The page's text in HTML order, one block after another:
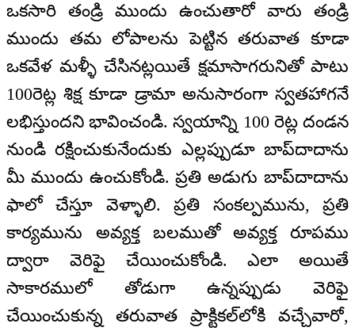
ఒకసారి తండ్రి ముందు ఉంచుతారో వారు తండ్రి
ముందు తమ లోపాలను పెట్టిన తరువాత కూడా
ఒకవేళ మళ్ళీ చేసినట్లయితే క్షమాసాగరునితో పాటు
100రెట్ల శిక్ష కూడా డ్రామా అనుసారంగా స్వతహాగనే
లభిస్తుందని భావించండి. స్వయాన్ని 100 రెట్ల దండన
నుండి రక్షించుకునేందుకు ఎల్లప్పుడూ బాప్‌దాదాను
మీ ముందు ఉంచుకోండి. ప్రతి అడుగు బాప్‌దాదాను
ఫాలో చేస్తూ వెళ్ళాలి. ప్రతి సంకల్పమును, ప్రతి
కార్యమును అవ్యక్త బలముతో అవ్యక్త రూపము
ద్వారా వెరిఫై చేయించుకోండి. ఎలా అయితే
సాకారములో తోడుగా ఉన్నప్పుడు వెరిఫై
చేయించుకున్న తరువాత ప్రాక్టికల్‌లోకి వచ్చేవారో,